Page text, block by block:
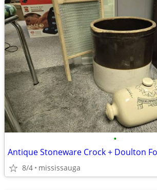
•
Antique Stoneware Crock + Doulton
8/4 mississauga